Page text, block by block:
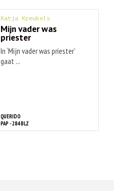
Katja Kreukels
Mijn vader was
priester
In ‘Mijn vader was priester’
gaat ...
QUERIDO
PAP - 284 BLZ